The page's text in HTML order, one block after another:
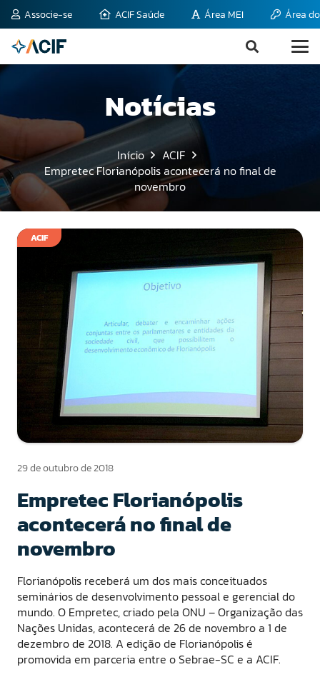
Associe-se ACIF Saúde Área MEI Área
Notícias
Início
ACIF
Empretec Florianópolis acontecerá no final de
novembro
ACIF
29 de outubro de 2018
Empretec Florianópolis
acontecerá no final de
novembro
Florianópolis receberá um dos mais conceituados
seminários de desenvolvimento pessoal e gerencial do
mundo. O Empretec, criado pela ONU – Organização das
Nações Unidas, acontecerá de 26 de novembro a 1 de
dezembro de 2018. A edição de Florianópolis é
promovida em parceria entre o Sebrae-SC e a ACIF.